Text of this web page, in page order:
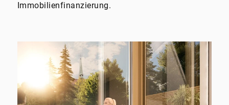
Immobilienfinanzierung.